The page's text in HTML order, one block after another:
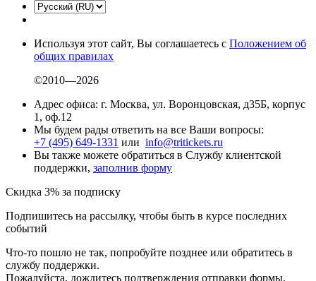
Используя этот сайт, Вы соглашаетесь с Положением об
общих правилах
©2010—2026
Адрес офиса: г. Москва, ул. Воронцовская, д35Б, корпус
1, оф.12
Мы будем рады ответить на все Ваши вопросы:
+7 (495) 649-1331 или info@tritickets.ru
Вы также можете обратиться в Службу клиентской
поддержки, заполнив форму
Скидка 3% за подписку
Подпишитесь на рассылку, чтобы быть в курсе последних
событий
Что-то пошло не так, попробуйте позднее или обратитесь в
службу поддержки.
Пожалуйста, дождитесь подтверждения отправки формы.